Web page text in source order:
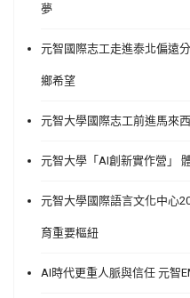
夢
元智國際志工走進泰北偏遠
鄉希望
元智大學國際志工前進馬來
元智大學「AI創新實作營」
元智大學國際語言文化中心
育重要樞紐
AI時代更重人脈與信任 元智